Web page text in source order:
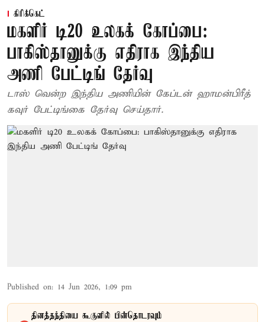
கிரிக்கெட்
மகளிர் டி20 உலகக் கோப்பை:
பாகிஸ்தானுக்கு எதிராக இந்திய
அணி பேட்டிங் தேர்வு
டாஸ் வென்ற இந்திய அணியின் கேப்டன் ஹாமன்பிரீத்
கவுர் பேட்டிங்கை தேர்வு செய்தார்.
Published on: 14 Jun 2026, 1:09 pm
தினத்தந்தியை கூகுளில் பின்தொடரவும்